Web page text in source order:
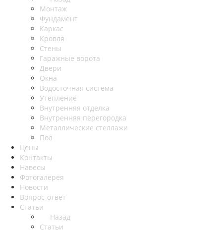
Монтаж
Фундамент
Каркас
Кровля
Стены
Гаражные ворота
Двери
Окна
Водосточная система
Утепление
Внутренняя отделка
Внутренняя перегородка
Металлические стеллажи
Пол
Цены
Контакты
Навесы
Фотогалерея
Новости
Вопрос-ответ
Статьи
Назад
Статьи